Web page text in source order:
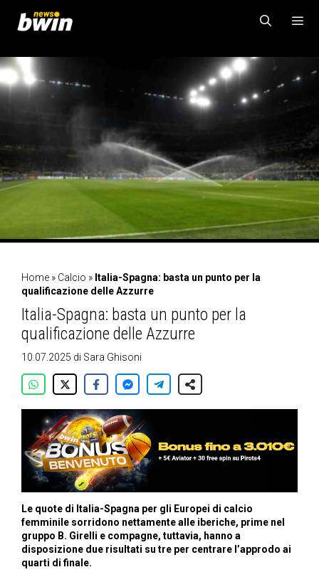
contenuto
Home » Calcio » Italia-Spagna: basta un punto per la
qualificazione delle Azzurre
Italia-Spagna: basta un punto per la
qualificazione delle Azzurre
10.07.2025 di Sara Ghisoni
Le quote di Italia-Spagna per gli Europei di calcio
femminile sorridono nettamente alle iberiche, prime nel
gruppo B. Girelli e compagne, tuttavia, hanno a
disposizione due risultati su tre per centrare l’approdo ai
quarti di finale.